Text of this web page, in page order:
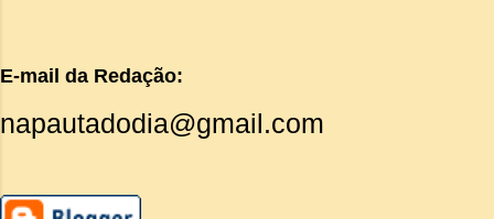
E-mail da Redação:
napautadodia@gmail.com